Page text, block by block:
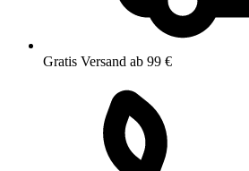
Gratis Versand ab 99 €